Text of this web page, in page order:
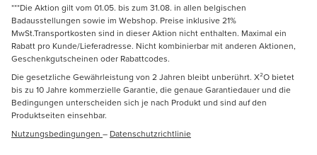
***Die Aktion gilt vom 01.05. bis zum 31.08. in allen belgischen
Badausstellungen sowie im Webshop. Preise inklusive 21%
MwSt.Transportkosten sind in dieser Aktion nicht enthalten. Maximal ein
Rabatt pro Kunde/Lieferadresse. Nicht kombinierbar mit anderen Aktionen,
Geschenkgutscheinen oder Rabattcodes.
Die gesetzliche Gewährleistung von 2 Jahren bleibt unberührt. X²O bietet
bis zu 10 Jahre kommerzielle Garantie, die genaue Garantiedauer und die
Bedingungen unterscheiden sich je nach Produkt und sind auf den
Produktseiten einsehbar.
Nutzungsbedingungen – Datenschutzrichtlinie